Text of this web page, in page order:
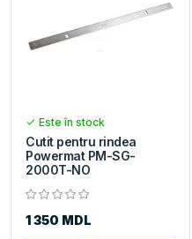
Este în stock
Cutit pentru rindea
Powermat PM-SG-
2000T-NO
1 350 MDL